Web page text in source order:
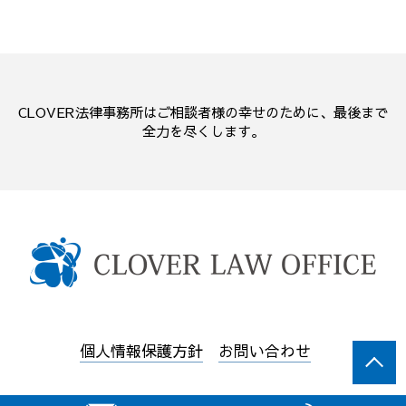
CLOVER法律事務所はご相談者様の幸せのために、最後まで
全力を尽くします。
個人情報保護方針 お問い合わせ